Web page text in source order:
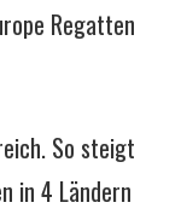
Regatten
So steigt
in 4 Ländern